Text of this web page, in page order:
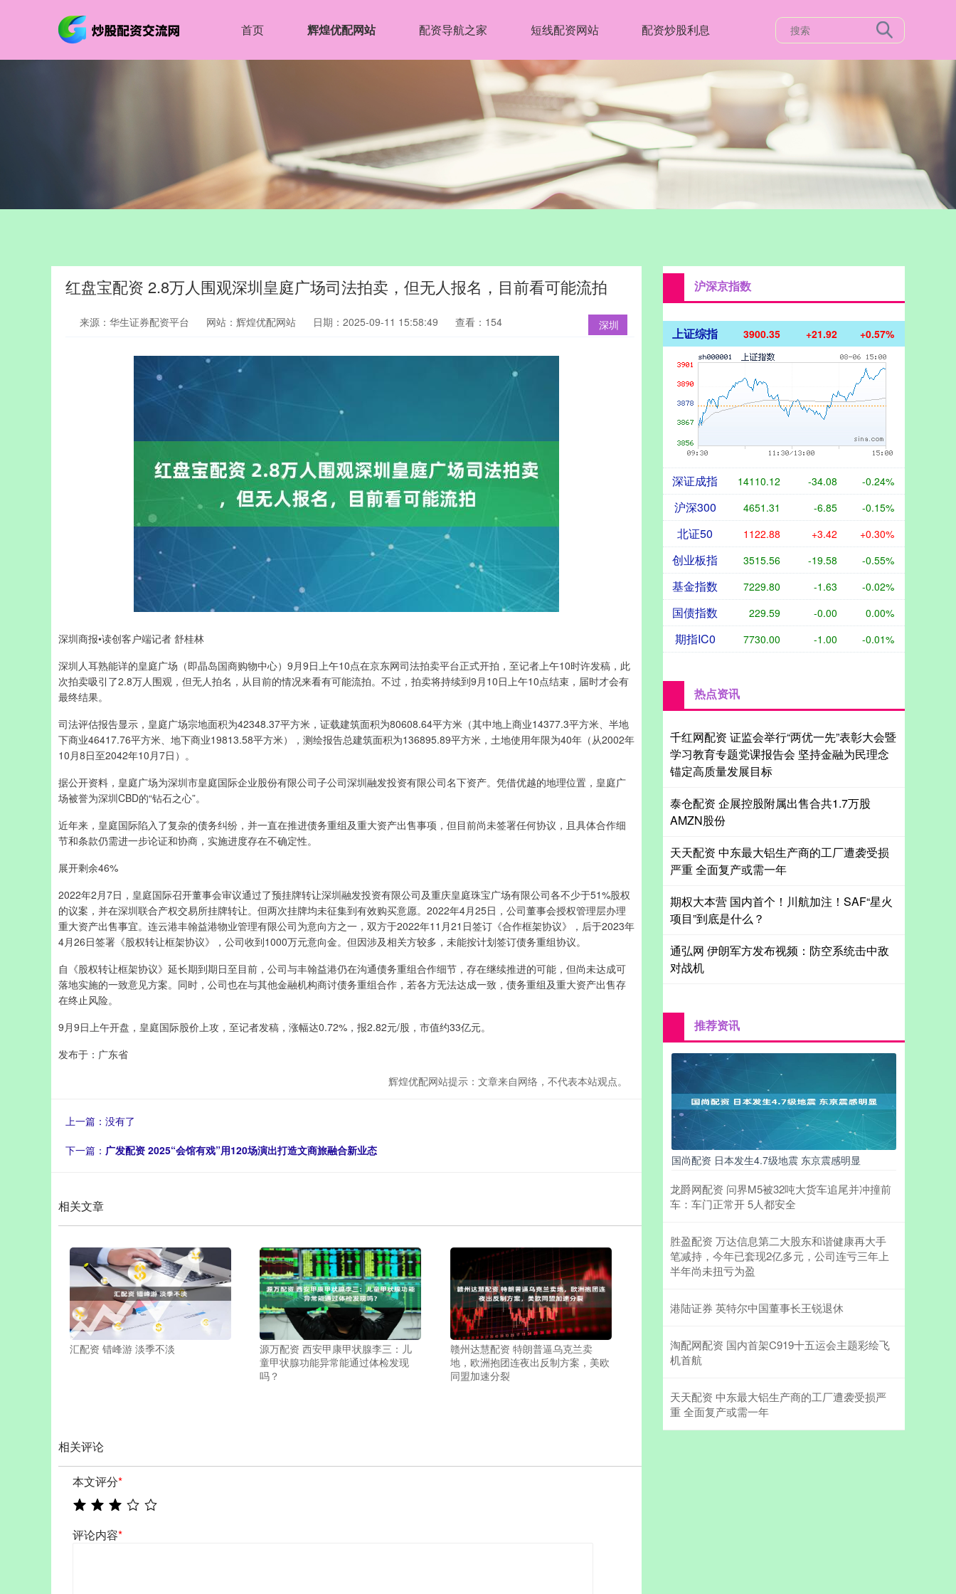
首页 辉煌优配网站 配资导航之家 短线配资网站 配资炒股利息
红盘宝配资 2.8万人围观深圳皇庭广场司法拍卖，但无人报名，目前看可能流拍
深圳
来源：华生证券配资平台 网站：辉煌优配网站 日期：2025-09-11 15:58:49 查看：154
深圳商报•读创客户端记者 舒桂林
深圳人耳熟能详的皇庭广场（即晶岛国商购物中心）9月9日上午10点在京东网司法拍卖平台正式开拍，至记者上午10时许发稿，此
次拍卖吸引了2.8万人围观，但无人拍名，从目前的情况来看有可能流拍。不过，拍卖将持续到9月10日上午10点结束，届时才会有
最终结果。
司法评估报告显示，皇庭广场宗地面积为42348.37平方米，证载建筑面积为80608.64平方米（其中地上商业14377.3平方米、半地
下商业46417.76平方米、地下商业19813.58平方米），测绘报告总建筑面积为136895.89平方米，土地使用年限为40年（从2002年
10月8日至2042年10月7日）。
据公开资料，皇庭广场为深圳市皇庭国际企业股份有限公司子公司深圳融发投资有限公司名下资产。凭借优越的地理位置，皇庭广
场被誉为深圳CBD的“钻石之心”。
近年来，皇庭国际陷入了复杂的债务纠纷，并一直在推进债务重组及重大资产出售事项，但目前尚未签署任何协议，且具体合作细
节和条款仍需进一步论证和协商，实施进度存在不确定性。
展开剩余46%
2022年2月7日，皇庭国际召开董事会审议通过了预挂牌转让深圳融发投资有限公司及重庆皇庭珠宝广场有限公司各不少于51%股权
的议案，并在深圳联合产权交易所挂牌转让。但两次挂牌均未征集到有效购买意愿。2022年4月25日，公司董事会授权管理层办理
重大资产出售事宜。连云港丰翰益港物业管理有限公司为意向方之一，双方于2022年11月21日签订《合作框架协议》，后于2023年
4月26日签署《股权转让框架协议》，公司收到1000万元意向金。但因涉及相关方较多，未能按计划签订债务重组协议。
自《股权转让框架协议》延长期到期日至目前，公司与丰翰益港仍在沟通债务重组合作细节，存在继续推进的可能，但尚未达成可
落地实施的一致意见方案。同时，公司也在与其他金融机构商讨债务重组合作，若各方无法达成一致，债务重组及重大资产出售存
在终止风险。
9月9日上午开盘，皇庭国际股价上攻，至记者发稿，涨幅达0.72%，报2.82元/股，市值约33亿元。
发布于：广东省
辉煌优配网站提示：文章来自网络，不代表本站观点。
上一篇：没有了
下一篇： 广发配资 2025“会馆有戏”用120场演出打造文商旅融合新业态
相关文章
汇配资 错峰游 淡季不淡
源万配资 西安甲康甲状腺李三：儿
童甲状腺功能异常能通过体检发现
吗？
赣州达慧配资 特朗普逼乌克兰卖
地，欧洲抱团连夜出反制方案，美欧
同盟加速分裂
相关评论
本文评分*
评论内容*
沪深京指数
上证综指 3900.35 +21.92 +0.57%
深证成指 14110.12 -34.08 -0.24%
沪深300 4651.31 -6.85 -0.15%
北证50 1122.88 +3.42 +0.30%
创业板指 3515.56 -19.58 -0.55%
基金指数 7229.80 -1.63 -0.02%
国债指数 229.59 -0.00 0.00%
期指IC0 7730.00 -1.00 -0.01%
热点资讯
千红网配资 证监会举行“两优一先”表彰大会暨
学习教育专题党课报告会 坚持金融为民理念
锚定高质量发展目标
泰仓配资 企展控股附属出售合共1.7万股
AMZN股份
天天配资 中东最大铝生产商的工厂遭袭受损
严重 全面复产或需一年
期权大本营 国内首个！川航加注！SAF“星火
项目”到底是什么？
通弘网 伊朗军方发布视频：防空系统击中敌
对战机
推荐资讯
国尚配资 日本发生4.7级地震 东京震感明显
龙爵网配资 问界M5被32吨大货车追尾并冲撞前
车：车门正常开 5人都安全
胜盈配资 万达信息第二大股东和谐健康再大手
笔减持，今年已套现2亿多元，公司连亏三年上
半年尚未扭亏为盈
港陆证券 英特尔中国董事长王锐退休
淘配网配资 国内首架C919十五运会主题彩绘飞
机首航
天天配资 中东最大铝生产商的工厂遭袭受损严
重 全面复产或需一年